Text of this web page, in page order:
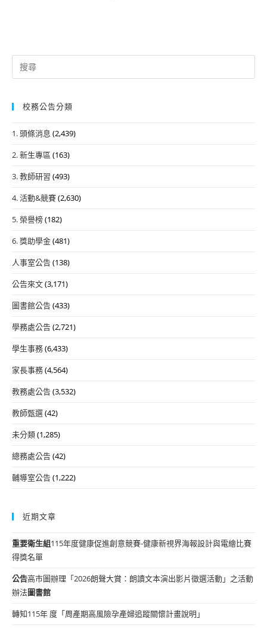
Search
for:
校務公告分類
1. 頭條消息 (2,439)
2. 新生專區 (163)
3. 教師研習 (493)
4. 活動&競賽(2,630)
5. 榮譽榜(182)
6. 獎助學金(481)
人事室公告(138)
公告來文(3,171)
圖書館公告(433)
學務處公告(2,721)
學生事務(6,433)
家長事務(4,564)
教務處公告(3,532)
教師甄選(42)
未分類(1,285)
總務處公告(42)
輔導室公告(1,222)
近期文章
重要衛生組115年度健康促進創意競賽-健康新視界海報設計與電繪比賽
得獎名單
公告高市圖辦理「2026朗聲大賞：朗讀文本演出影片徵選活動」之活動
辦法圖書館
轉知115年 度「周產期高風險孕產婦追蹤關懷計畫說明」